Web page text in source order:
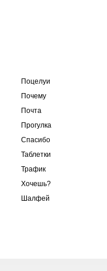
Поцелуи
Почему
Почта
Прогулка
Спасибо
Таблетки
Трафик
Хочешь?
Шалфей